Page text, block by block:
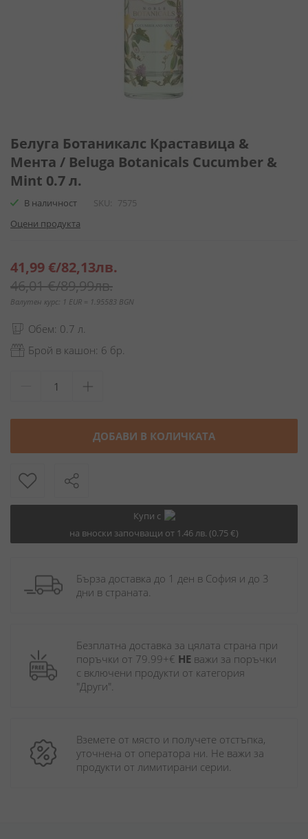
към
началото
на
галерия
снимки
Белуга Ботаникалс Краставица &
Мента / Beluga Botanicals Cucumber &
Mint 0.7 л.
В наличност SKU
7575
Оцени продукта
Специална
цена
41,99 €/82,13лв.
46,01 €/89,99лв.
Валутен курс: 1 EUR = 1.95583 BGN
Обем: 0.7 л.
Брой в кашон: 6 бр.
ДОБАВИ В КОЛИЧКАТА
Купи с
на вноски започващи от 1.46 лв. (0.75 €)
Бърза доставка до 1 ден в София и до 3
дни в страната.
Безплатна доставка за цялата страна при
поръчки от 79.99+€ НЕ важи за поръчки
с включени продукти от категория
"Други".
Вземете от място и получете отстъпка,
уточнена от оператора ни. Не важи за
продукти от лимитирани серии.